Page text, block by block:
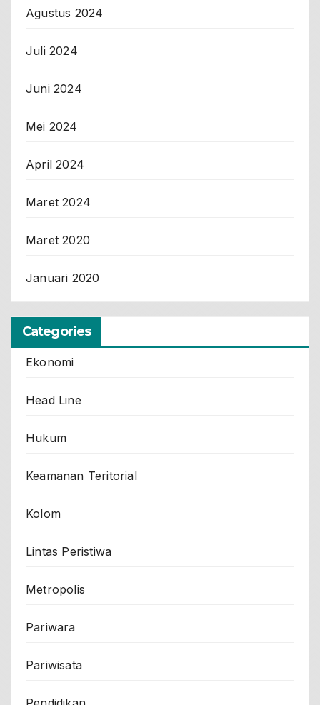
Agustus 2024
Juli 2024
Juni 2024
Mei 2024
April 2024
Maret 2024
Maret 2020
Januari 2020
Categories
Ekonomi
Head Line
Hukum
Keamanan Teritorial
Kolom
Lintas Peristiwa
Metropolis
Pariwara
Pariwisata